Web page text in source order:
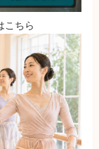
こちら